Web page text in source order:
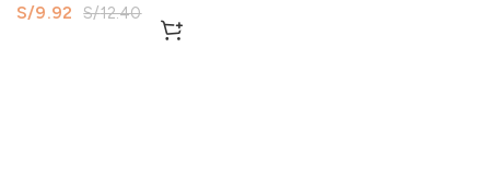
Rendimiento 330Gr
S/12.40
S/9.92